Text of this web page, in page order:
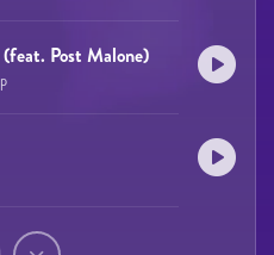
Post Malone)